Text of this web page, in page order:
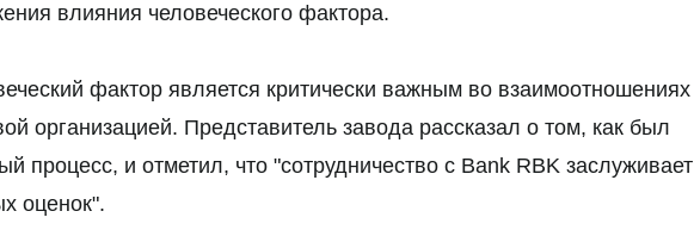
влияния человеческого фактора.
фактор является критически важным во взаимоотношениях
организацией. Представитель завода рассказал о том, как был
процесс, и отметил, что "сотрудничество с Bank RBK заслуживает
оценок".